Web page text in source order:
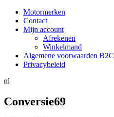
Motormerken
Contact
Mijn account
Afrekenen
Winkelmand
Algemene voorwaarden B2C
Privacybeleid
nl
Conversie69